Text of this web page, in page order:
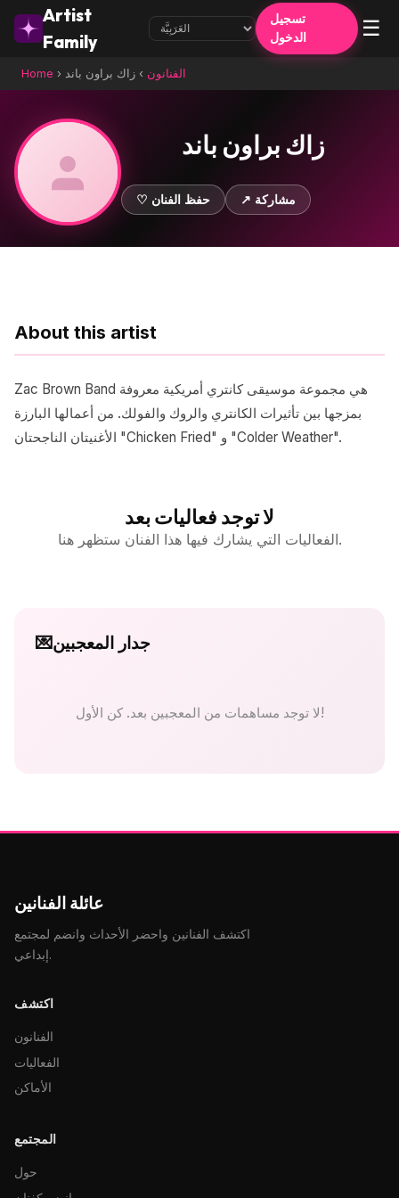
Artist
Family
تسجيل
الدخول
☰
Home › الفنانون › زاك براون باند
زاك براون باند
♡ حفظ الفنان ↗ مشاركة
About this artist
Zac Brown Band هي مجموعة موسيقى كانتري أمريكية معروفة
بمزجها بين تأثيرات الكانتري والروك والفولك. من أعمالها البارزة
الأغنيتان الناجحتان "Chicken Fried" و "Colder Weather".
لا توجد فعاليات بعد
الفعاليات التي يشارك فيها هذا الفنان ستظهر هنا.
💌جدار المعجبين
لا توجد مساهمات من المعجبين بعد. كن الأول!
عائلة الفنانين
اكتشف الفنانين واحضر الأحداث وانضم لمجتمع
إبداعي.
اكتشف
الفنانون
الفعاليات
الأماكن
المجتمع
حول